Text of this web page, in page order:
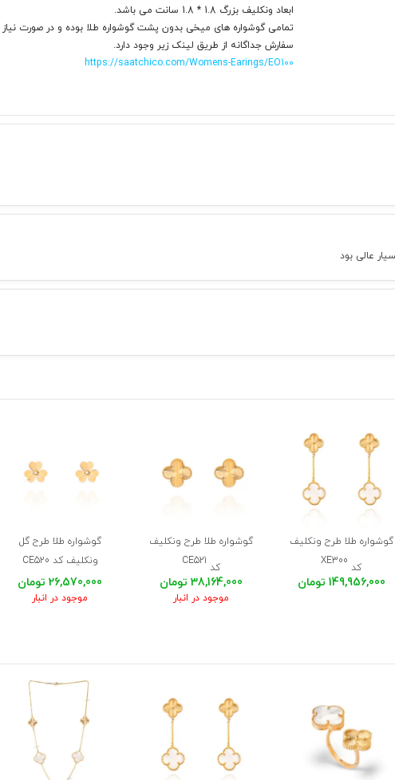
ابعاد ونکلیف بزرگ 1.8 * 1.8 سانت می باشد.
تمامی گوشواره های میخی بدون پشت گوشواره طلا بوده و در صورت نیاز
سفارش جداگانه از طریق لینک زیر وجود دارد.
https://saatchico.com/Womens-Earings/EO100
عالی بود
گوشواره طلا طرح ونکلیف
کد
XE300
149,956,000 تومان
گوشواره طلا طرح ونکلیف
کد
CE521
38,164,000 تومان
موجود در انبار
گوشواره طلا طرح گل
ونکلیف کد CE520
26,570,000 تومان
موجود در انبار